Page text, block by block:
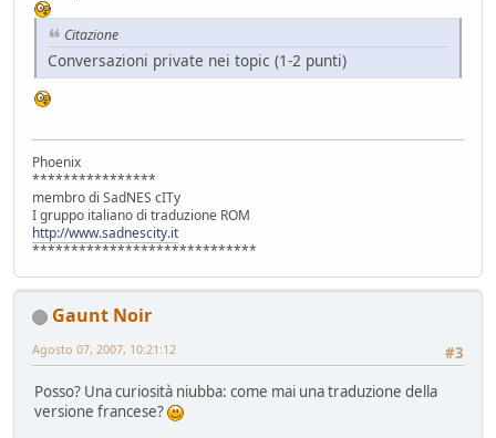
Citazione
Conversazioni private nei topic (1-2 punti)
Phoenix
****************
membro di SadNES cITy
I gruppo italiano di traduzione ROM
http://www.sadnescity.it
*****************************
Gaunt Noir
#3
Agosto 07, 2007, 10:21:12
Posso? Una curiosità niubba: come mai una traduzione della
versione francese?